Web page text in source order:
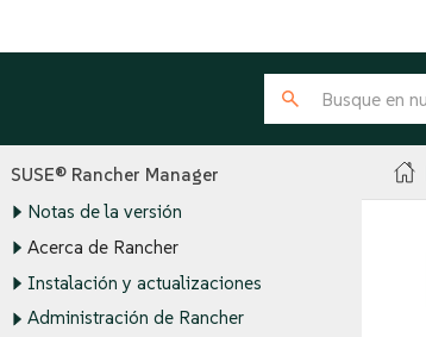
SUSE® Rancher Manager
Notas de la versión
Acerca de Rancher
Instalación y actualizaciones
Administración de Rancher